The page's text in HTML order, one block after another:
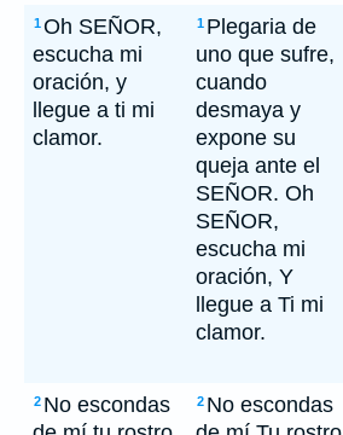
1Oh SEÑOR,
escucha mi
oración, y
llegue a ti mi
clamor.
1 Plegaria de
uno que sufre,
cuando
desmaya y
expone su
queja ante el
SEÑOR. Oh
SEÑOR,
escucha mi
oración, Y
llegue a Ti mi
clamor.
2 No escondas
2 No escondas